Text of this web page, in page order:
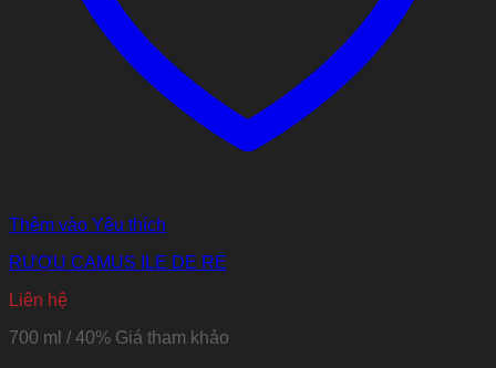
Thêm vào Yêu thích
RƯỢU CAMUS ILE DE RE
Liên hệ
700 ml / 40% Giá tham khảo